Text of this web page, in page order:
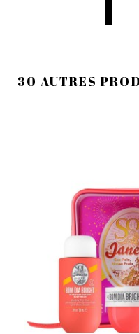
30 AUTRES